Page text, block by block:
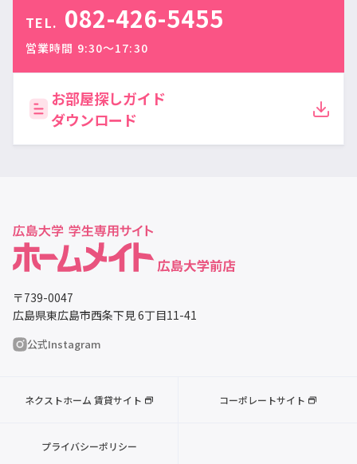
TEL. 082-426-5455
営業時間 9:30〜17:30
お部屋探しガイド
ダウンロード
〒739-0047
広島県東広島市西条下見 6丁目11-41
公式Instagram
ネクストホーム 賃貸サイト コーポレートサイト
プライバシーポリシー